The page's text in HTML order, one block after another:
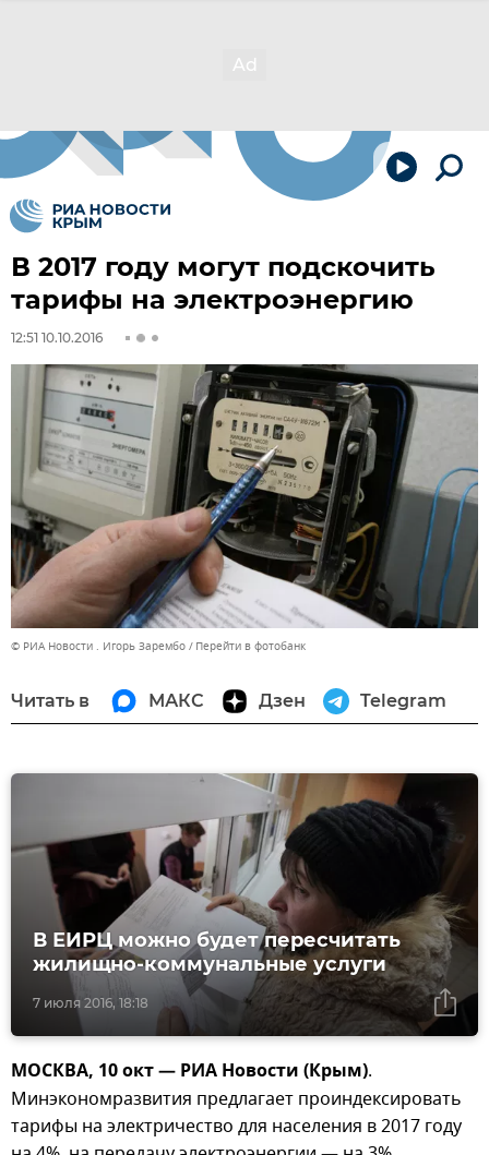
В 2017 году могут подскочить
тарифы на электроэнергию
12:51 10.10.2016
© РИА Новости . Игорь Зарембо Перейти в фотобанк
Читать в МАКС Дзен Telegram
7 июля 2016, 18:18
В ЕИРЦ можно будет пересчитать
жилищно-коммунальные услуги
МОСКВА, 10 окт — РИА Новости (Крым).
Минэкономразвития предлагает проиндексировать
тарифы на электричество для населения в 2017 году